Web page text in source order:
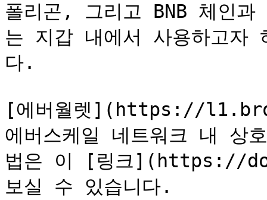
폴리곤, 그리고 BNB 체인
는 지갑 내에서 사용하고자
다.
[에버월렛](https://
에버스케일 네트워크 내 상
법은 이 [링크](https://
보실 수 있습니다.